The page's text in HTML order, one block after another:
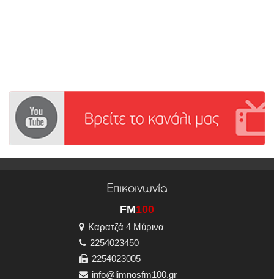
Επικοινωνία
FM100
Καρατζά 4 Μύρινα
2254023450
2254023005
info@limnosfm100.gr